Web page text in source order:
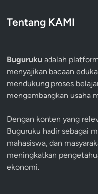
Tentang KAMI
Buguruku adalah
menyajikan bacaan
mendukung proses
mengembangkan usaha
Dengan konten yang
Buguruku hadir sebagai
mahasiswa, dan
meningkatkan
ekonomi.